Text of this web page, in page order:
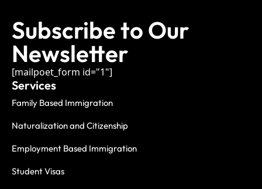
Subscribe to Our
Newsletter
[mailpoet_form id="1"]
Services
Family Based Immigration
Naturalization and Citizenship
Employment Based Immigration
Student Visas